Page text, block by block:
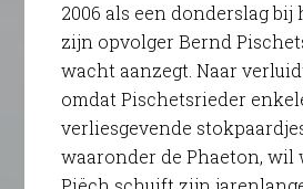
2006 als een donderslag bij
zijn opvolger Bernd
wacht aanzegt. Naar
omdat Pischetsrieder
verliesgevende
waaronder de Phaeton, wil